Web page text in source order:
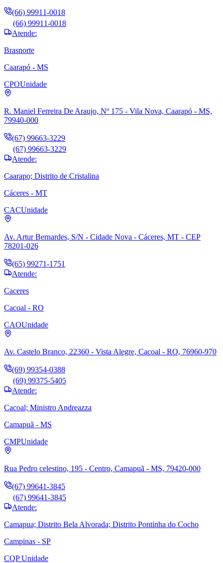
(66) 99911-0018
(66) 99911-0018
Atende:
Brasnorte
Caarapó - MS
CPOUnidade
R. Maniel Ferreira De Araujo, Nº 175 - Vila Nova, Caarapó - MS,
79940-000
(67) 99663-3229
(67) 99663-3229
Atende:
Caarapo; Distrito de Cristalina
Cáceres - MT
CACUnidade
Av. Artur Bernardes, S/N - Cidade Nova - Cáceres, MT - CEP
78201-026
(65) 99271-1751
Atende:
Caceres
Cacoal - RO
CAOUnidade
Av. Castelo Branco, 22360 - Vista Alegre, Cacoal - RO, 76960-970
(69) 99354-0388
(69) 99375-5405
Atende:
Cacoal; Ministro Andreazza
Camapuã - MS
CMPUnidade
Rua Pedro celestino, 195 - Centro, Camapuã - MS, 79420-000
(67) 99641-3845
(67) 99641-3845
Atende:
Camapua; Distrito Bela Alvorada; Distrito Pontinha do Cocho
Campinas - SP
CQPUnidade